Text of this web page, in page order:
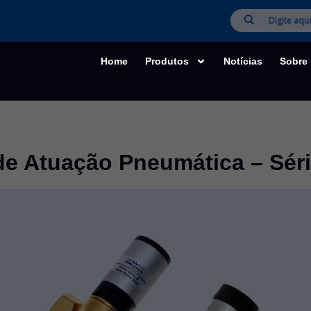
Home Produtos Notícias Sobre
Atuação Pneumática –